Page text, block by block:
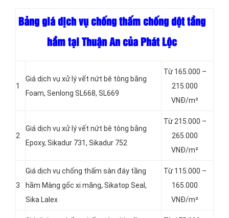
Bảng giá dịch vụ chống thấm chống dột tầng
hầm tại Thuận An của Phát Lộc
1
Giá dịch vụ xử lý vết nứt bê tông bằng
Foam, Senlong SL668, SL669
Từ 165.000 –
215.000
VNĐ/m²
2
Giá dịch vụ xử lý vết nứt bê tông bằng
Epoxy, Sikadur 731, Sikadur 752
Từ 215.000 –
265.000
VNĐ/m²
3
Giá dịch vụ chống thấm sàn đáy tầng
hầm Màng gốc xi măng, Sikatop Seal,
Sika Lalex
Từ 115.000 –
165.000
VNĐ/m²